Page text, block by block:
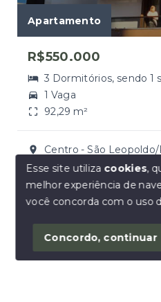
Apartamento
R$550.000
3 Dormitórios, sendo 1
1 Vaga
92,29 m²
Centro - São Leopoldo/
Olá! Como a
Esse site utiliza cookies,
melhor experiência de
você concorda com o uso
Concordo, continuar